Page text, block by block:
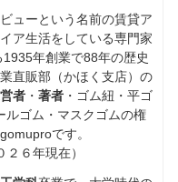
ューという名前の賃貸ア
ア生活をしている専門家
1935年創業で88年の歴史
直販部（かほく支店）の
者 ・ 著者 ・ゴム紐・平ゴ
ルゴム・マスクゴムの権
です。
６年現在）